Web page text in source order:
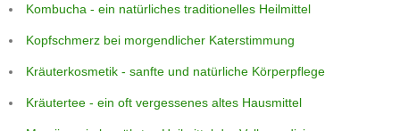
Kombucha - ein natürliches traditionelles Heilmittel
Kopfschmerz bei morgendlicher Katerstimmung
Kräuterkosmetik - sanfte und natürliche Körperpflege
Kräutertee - ein oft vergessenes altes Hausmittel